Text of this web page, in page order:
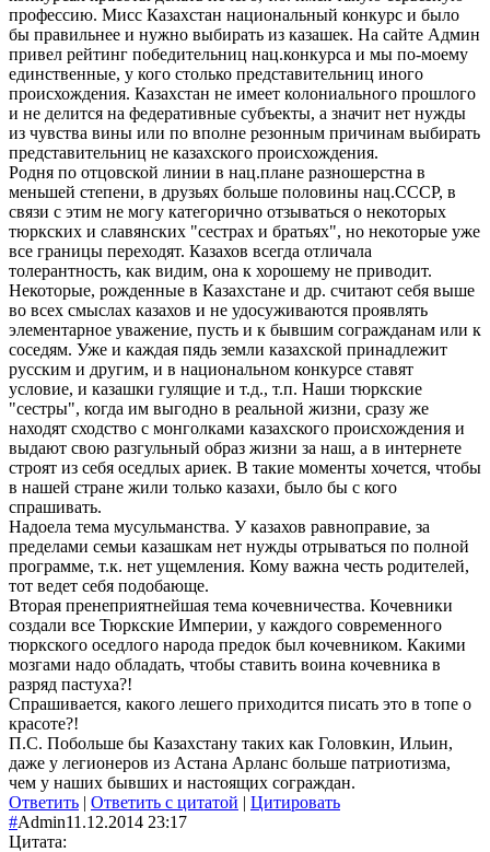
профессию. Мисс Казахстан национальный конкурс и было
бы правильнее и нужно выбирать из казашек. На сайте Админ
привел рейтинг победительниц нац.конкурса и мы по-моему
единственные, у кого столько представительниц иного
происхождения. Казахстан не имеет колониального прошлого
и не делится на федеративные субъекты, а значит нет нужды
из чувства вины или по вполне резонным причинам выбирать
представительниц не казахского происхождения.
Родня по отцовской линии в нац.плане разношерстна в
меньшей степени, в друзьях больше половины нац.СССР, в
связи с этим не могу категорично отзываться о некоторых
тюркских и славянских "сестрах и братьях", но некоторые уже
все границы переходят. Казахов всегда отличала
толерантность, как видим, она к хорошему не приводит.
Некоторые, рожденные в Казахстане и др. считают себя выше
во всех смыслах казахов и не удосуживаются проявлять
элементарное уважение, пусть и к бывшим согражданам или к
соседям. Уже и каждая пядь земли казахской принадлежит
русским и другим, и в национальном конкурсе ставят
условие, и казашки гулящие и т.д., т.п. Наши тюркские
"сестры", когда им выгодно в реальной жизни, сразу же
находят сходство с монголками казахского происхождения и
выдают свою разгульный образ жизни за наш, а в интернете
строят из себя оседлых ариек. В такие моменты хочется, чтобы
в нашей стране жили только казахи, было бы с кого
спрашивать.
Надоела тема мусульманства. У казахов равноправие, за
пределами семьи казашкам нет нужды отрываться по полной
программе, т.к. нет ущемления. Кому важна честь родителей,
тот ведет себя подобающе.
Вторая пренеприятнейшая тема кочевничества. Кочевники
создали все Тюркские Империи, у каждого современного
тюркского оседлого народа предок был кочевником. Какими
мозгами надо обладать, чтобы ставить воина кочевника в
разряд пастуха?!
Спрашивается, какого лешего приходится писать это в топе о
красоте?!
П.С. Побольше бы Казахстану таких как Головкин, Ильин,
даже у легионеров из Астана Арланс больше патриотизма,
чем у наших бывших и настоящих сограждан.
Ответить | Ответить с цитатой | Цитировать
#Admin11.12.2014 23:17
Цитата: